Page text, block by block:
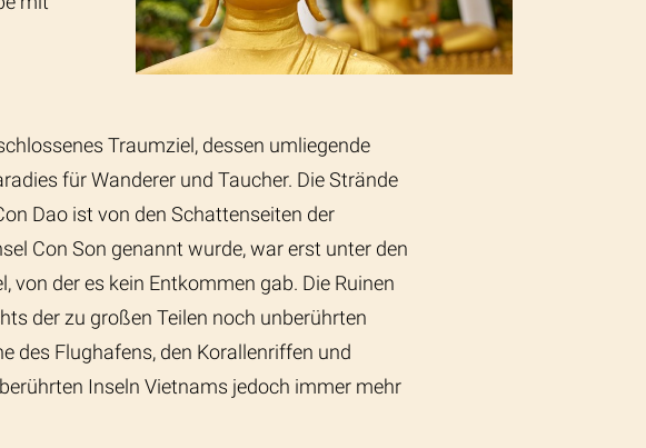
Traumziel, dessen umliegende
für Wanderer und Taucher. Die Strände
Dao ist von den Schattenseiten der
Con Son genannt wurde, war erst unter den
von der es kein Entkommen gab. Die Ruinen
der zu großen Teilen noch unberührten
des Flughafens, den Korallenriffen und
Inseln Vietnams jedoch immer mehr